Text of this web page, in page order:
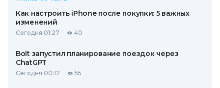
Как настроить iPhone после покупки: 5 важных
изменений
Сегодня 01:27 40
Bolt запустил планирование поездок через
ChatGPT
Сегодня 00:12 55